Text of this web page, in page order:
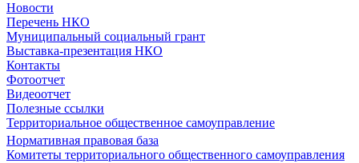
Новости
Перечень НКО
Муниципальный социальный грант
Выставка-презентация НКО
Контакты
Фотоотчет
Видеоотчет
Полезные ссылки
Территориальное общественное самоуправление
Нормативная правовая база
Комитеты территориального общественного самоуправления